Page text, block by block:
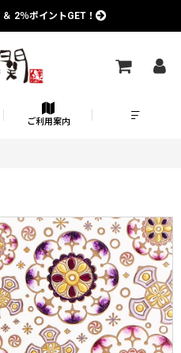
＆ 2％ポイントGET！
ご利用案内